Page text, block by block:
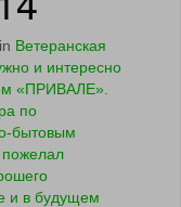
in Ветеранская
и интересно
«ПРИВАЛЕ».
по
бытовым
и в будущем